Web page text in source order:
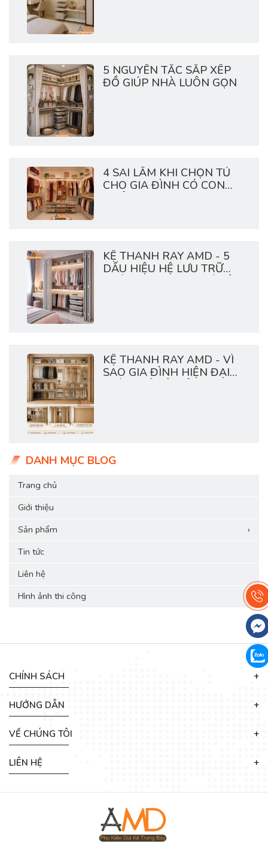
5 NGUYÊN TẮC SẮP XẾP
ĐỒ GIÚP NHÀ LUÔN GỌN
4 SAI LẦM KHI CHỌN TỦ
CHO GIA ĐÌNH CÓ CON
KỆ THANH RAY AMD - 5
DẤU HIỆU HỆ LƯU TRỮ
KỆ THANH RAY AMD - VÌ
SAO GIA ĐÌNH HIỆN ĐẠI
DANH MỤC BLOG
Trang chủ
Giới thiệu
Sản phẩm
›
Tin tức
Liên hệ
Hình ảnh thi công
CHÍNH SÁCH
HƯỚNG DẪN
VỀ CHÚNG TÔI
LIÊN HỆ